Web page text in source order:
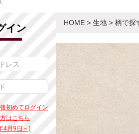
イン
初めてログイン
はこちら
4月9日～)
HOME > 生地 > 柄で探